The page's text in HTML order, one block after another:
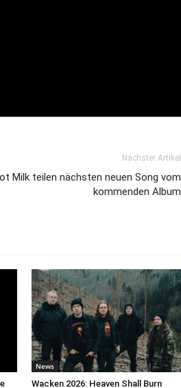
Nächster Artikel
Milk teilen nächsten neuen Song vom
kommenden Album
News
Wacken 2026: Heaven Shall Burn